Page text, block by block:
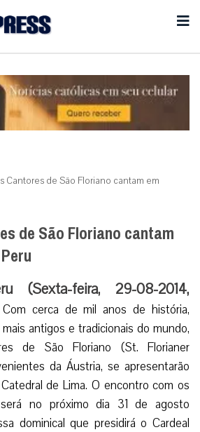
Cantores de São Floriano cantam em
de São Floriano cantam
(Sexta-feira, 29-08-2014,
cerca de mil anos de história,
antigos e tradicionais do mundo,
de São Floriano (St. Florianer
da Áustria, se apresentarão
de Lima. O encontro com os
no próximo dia 31 de agosto
dominical que presidirá o Cardeal